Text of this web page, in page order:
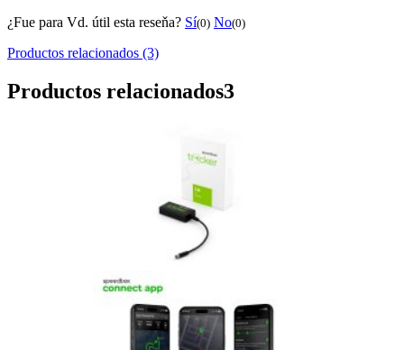
¿Fue para Vd. útil esta reseňa? Sí(0) No(0)
Productos relacionados (3)
Productos relacionados3